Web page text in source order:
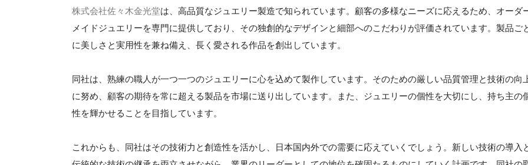
株式会社佐々木金光堂は、高品質なジュエリー製造で知られています。顧客の多様なニーズに応えるため、オーダ
メイドジュエリーを専門に提供しており、その独創的なデザインと細部へのこだわりが評価されています。製品ご
に美しさと実用性を兼ね備え、長く愛される作品を創出しています。
同社は、熟練の職人が一つ一つのジュエリーに心を込めて製作しています。そのための厳しい品質管理と技術の向
に努め、顧客の期待を常に超える製品を市場に送り出しています。また、ジュエリーの個性を大切にし、持ち主の
性を輝かせることを目指しています。
これからも、同社はその技術力と創造性を活かし、日本国内外での需要に応えていくでしょう。新しい技術の導入